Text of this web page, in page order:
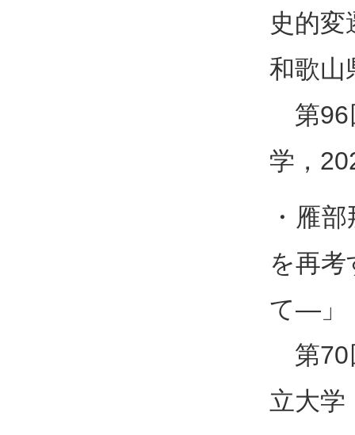
史的
和歌山
第96
学，
・雁
を再
て―」
第70
立大学